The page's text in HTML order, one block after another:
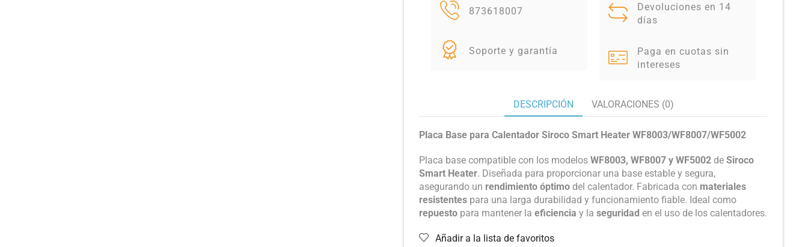
873618007
Soporte y garantía
Devoluciones en 14
días
Paga en cuotas sin
intereses
DESCRIPCIÓN VALORACIONES (0)
Placa Base para Calentador Siroco Smart Heater WF8003/WF8007/WF5002
Placa base compatible con los modelos WF8003, WF8007 y WF5002 de Siroco
Smart Heater. Diseñada para proporcionar una base estable y segura,
asegurando un rendimiento óptimo del calentador. Fabricada con materiales
resistentes para una larga durabilidad y funcionamiento fiable. Ideal como
repuesto para mantener la eficiencia y la seguridad en el uso de los calentadores.
Añadir a la lista de favoritos